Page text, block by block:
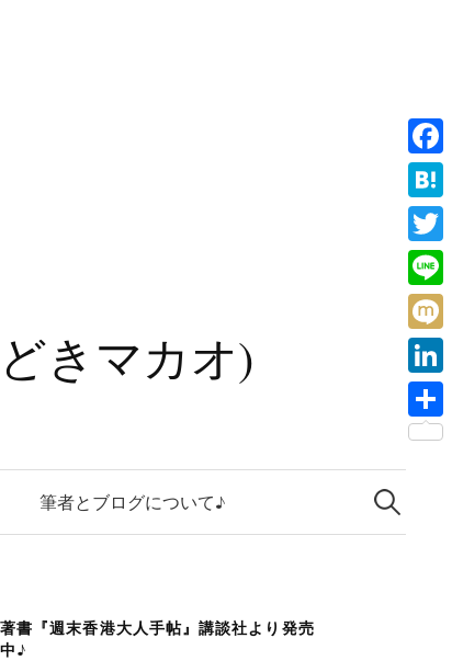
きマカオ)
筆者とブログについて♪
検
索:
著書『週末香港大人手帖』講談社より発売
中♪
F
a
c
e
b
o
o
k
H
a
t
e
n
a
T
w
i
t
e
L
i
n
e
M
i
x
L
i
共